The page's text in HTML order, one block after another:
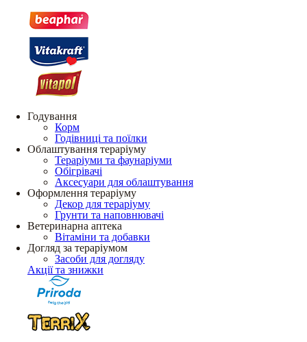
Годування
Корм
Годівниці та поїлки
Облаштування тераріуму
Тераріуми та фаунаріуми
Обігрівачі
Аксесуари для облаштування
Оформлення тераріуму
Декор для тераріуму
Грунти та наповнювачі
Ветеринарна аптека
Вітаміни та добавки
Догляд за тераріумом
Засоби для догляду
Акції та знижки